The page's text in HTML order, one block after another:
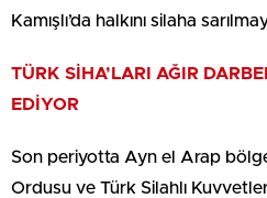
Kamışlı’da halkını silaha
TÜRK SİHA’LARI AĞIR
EDİYOR
Son periyotta Ayn el Arap
Ordusu ve Türk Silahlı